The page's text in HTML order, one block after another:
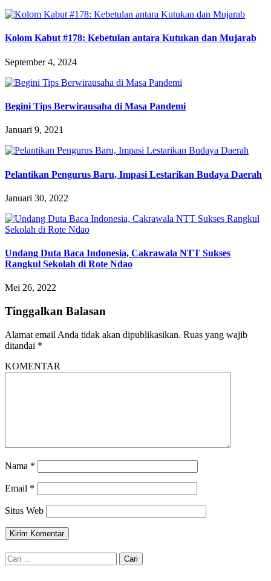
Kolom Kabut #178: Kebetulan antara Kutukan dan Mujarab
September 4, 2024
Begini Tips Berwirausaha di Masa Pandemi
Januari 9, 2021
Pelantikan Pengurus Baru, Impasi Lestarikan Budaya Daerah
Januari 30, 2022
Undang Duta Baca Indonesia, Cakrawala NTT Sukses
Rangkul Sekolah di Rote Ndao
Mei 26, 2022
Tinggalkan Balasan
Alamat email Anda tidak akan dipublikasikan. Ruas yang wajib
ditandai *
KOMENTAR
Nama *
Email *
Situs Web
Cari
untuk: